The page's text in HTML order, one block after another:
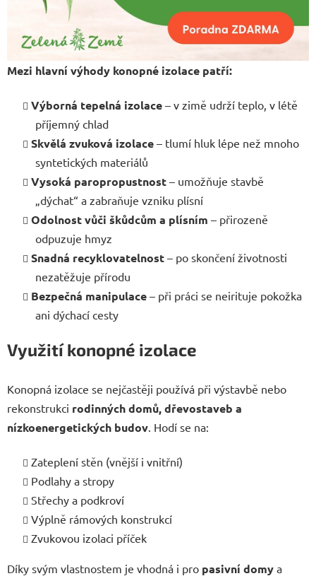
Mezi hlavní výhody konopné izolace patří:
Výborná tepelná izolace – v zimě udrží teplo, v létě
příjemný chlad
Skvělá zvuková izolace – tlumí hluk lépe než mnoho
syntetických materiálů
Vysoká paropropustnost – umožňuje stavbě
„dýchat“ a zabraňuje vzniku plísní
Odolnost vůči škůdcům a plísním – přirozeně
odpuzuje hmyz
Snadná recyklovatelnost – po skončení životnosti
nezatěžuje přírodu
Bezpečná manipulace – při práci se neirituje pokožka
ani dýchací cesty
Využití konopné izolace
Konopná izolace se nejčastěji používá při výstavbě nebo
rekonstrukci rodinných domů, dřevostaveb a
nízkoenergetických budov. Hodí se na:
Zateplení stěn (vnější i vnitřní)
Podlahy a stropy
Střechy a podkroví
Výplně rámových konstrukcí
Zvukovou izolaci příček
Díky svým vlastnostem je vhodná i pro pasivní domy a